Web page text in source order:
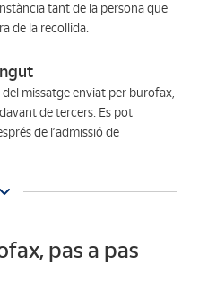
tant de la persona que
de la recollida.
missatgeenviat per burofax,
de tercers. Es pot
de l’admissió de
pas a pas